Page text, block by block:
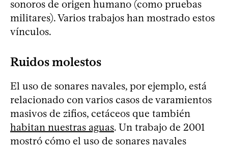
sonoros de origen humano (como pruebas
militares). Varios trabajos han mostrado estos
vínculos.
Ruidos molestos
El uso de sonares navales, por ejemplo, está
relacionado con varios casos de varamientos
masivos de zifios, cetáceos que también
habitan nuestras aguas. Un trabajo de 2001
mostró cómo el uso de sonares navales